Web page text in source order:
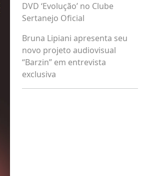
DVD ‘Evolução’ no Clube
Sertanejo Oficial
Bruna Lipiani apresenta seu
novo projeto audiovisual
“Barzin” em entrevista
exclusiva